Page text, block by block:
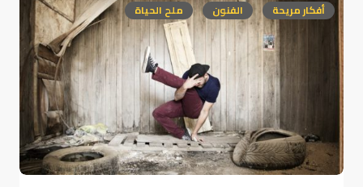
أفكار مريحة الفنون ملح الحياة